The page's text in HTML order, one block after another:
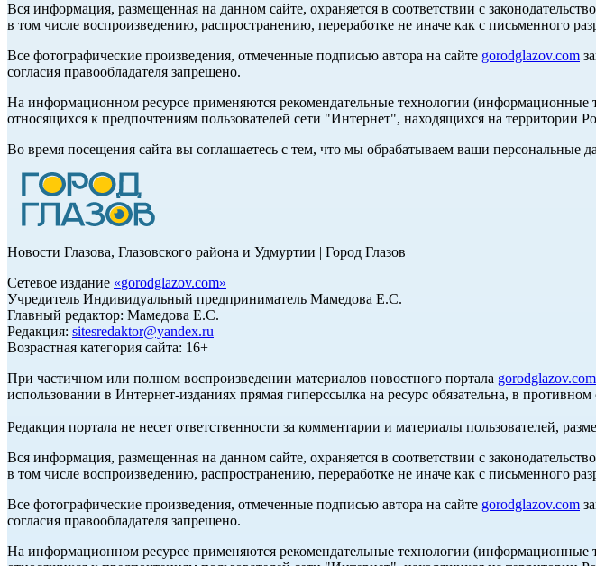
Вся информация, размещенная на данном сайте, охраняется в соответствии с
в том числе воспроизведению, распространению, переработке не иначе как с письменного
Все фотографические произведения, отмеченные подписью автора на сайте gorodglazov.com
согласия правообладателя запрещено.
На информационном ресурсе применяются рекомендательные технологии (информационные
относящихся к предпочтениям пользователей сети "Интернет", находящихся на территории
Во время посещения сайта вы соглашаетесь с тем, что мы обрабатываем ваши персональные
Новости Глазова, Глазовского района и Удмуртии | Город Глазов
Сетевое издание «gorodglazov.com»
Учредитель Индивидуальный предприниматель Мамедова Е.С.
Главный редактор: Мамедова Е.С.
Редакция: sitesredaktor@yandex.ru
Возрастная категория сайта: 16+
При частичном или полном воспроизведении материалов новостного портала gorodglazov.com
использовании в Интернет-изданиях прямая гиперссылка на ресурс обязательна, в
Редакция портала не несет ответственности за комментарии и материалы пользователей,
Вся информация, размещенная на данном сайте, охраняется в соответствии с
в том числе воспроизведению, распространению, переработке не иначе как с письменного
Все фотографические произведения, отмеченные подписью автора на сайте gorodglazov.com
согласия правообладателя запрещено.
На информационном ресурсе применяются рекомендательные технологии (информационные